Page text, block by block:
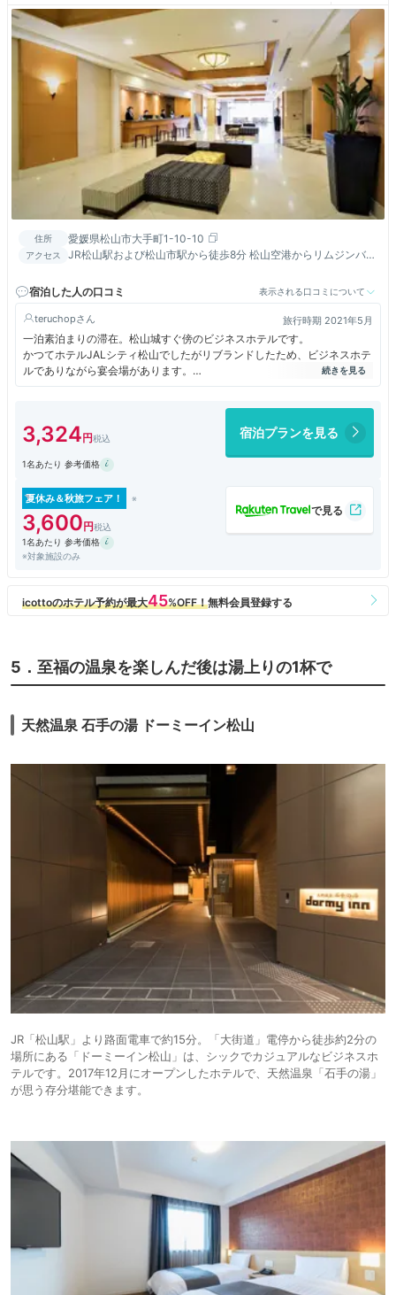
住所 愛媛県松山市大手町1-10-10
アクセス
JR松山駅および松山市駅から徒歩8分 松山空港からリムジンバス
宿泊した人の口コミ
表示される口コミについて
teruchop 旅行時期 2021年5月
一泊素泊まりの滞在。松山城すぐ傍のビジネスホテルです。
かつてホテルJALシティ松山でしたがリブランドしたため、ビジネスホテ
ルでありながら宴会場があります。
お部屋は和室を選びました。あらかじめ布団が敷いてありました。
3,324 宿泊プランを見る
1名あたり 参考価格
夏休み＆秋旅フェア！
3,600
1名あたり 参考価格
※対象施設のみ
5．至福の温泉を楽しんだ後は湯上りの1杯で
天然温泉 石手の湯 ドーミーイン松山
JR「松山駅」より路面電車で約15分。「大街道」電停から徒歩約2分の
場所にある「ドーミーイン松山」は、シックでカジュアルなビジネスホ
テルです。2017年12月にオープンしたホテルで、天然温泉「石手の湯」
が思う存分堪能できます。